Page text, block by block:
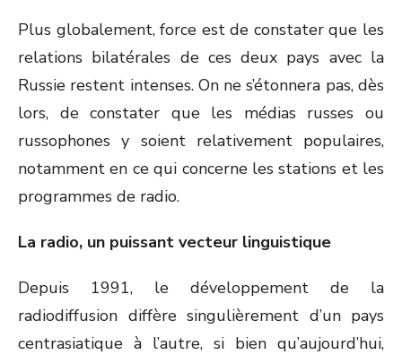
Plus globalement, force est de constater que les
relations bilatérales de ces deux pays avec la
Russie restent intenses. On ne s’étonnera pas, dès
lors, de constater que les médias russes ou
russophones y soient relativement populaires,
notamment en ce qui concerne les stations et les
programmes de radio.
La radio, un puissant vecteur linguistique
Depuis 1991, le développement de la
radiodiffusion diffère singulièrement d’un pays
centrasiatique à l’autre, si bien qu’aujourd’hui,